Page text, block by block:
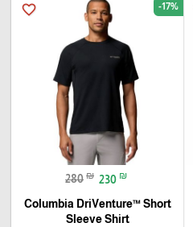
favorite_border -17%
280 ₪ 230 ₪
Columbia DriVenture™ Short
Sleeve Shirt